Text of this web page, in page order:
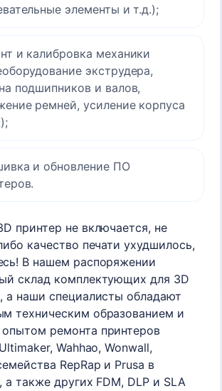
элементы и т.д.);
и калибровка механики
экструдера,
подшипников и валов,
ремней, усиление корпуса
и обновление ПО
принтер не включается, не
качество печати ухудшилось,
В нашем распоряжении
склад комплектующих для 3D
а наши специалисты обладают
техническим образованием и
ремонта принтеров
Wahhao, Wonwall,
RepRap и Prusa в
а также других FDM, DLP и SLA